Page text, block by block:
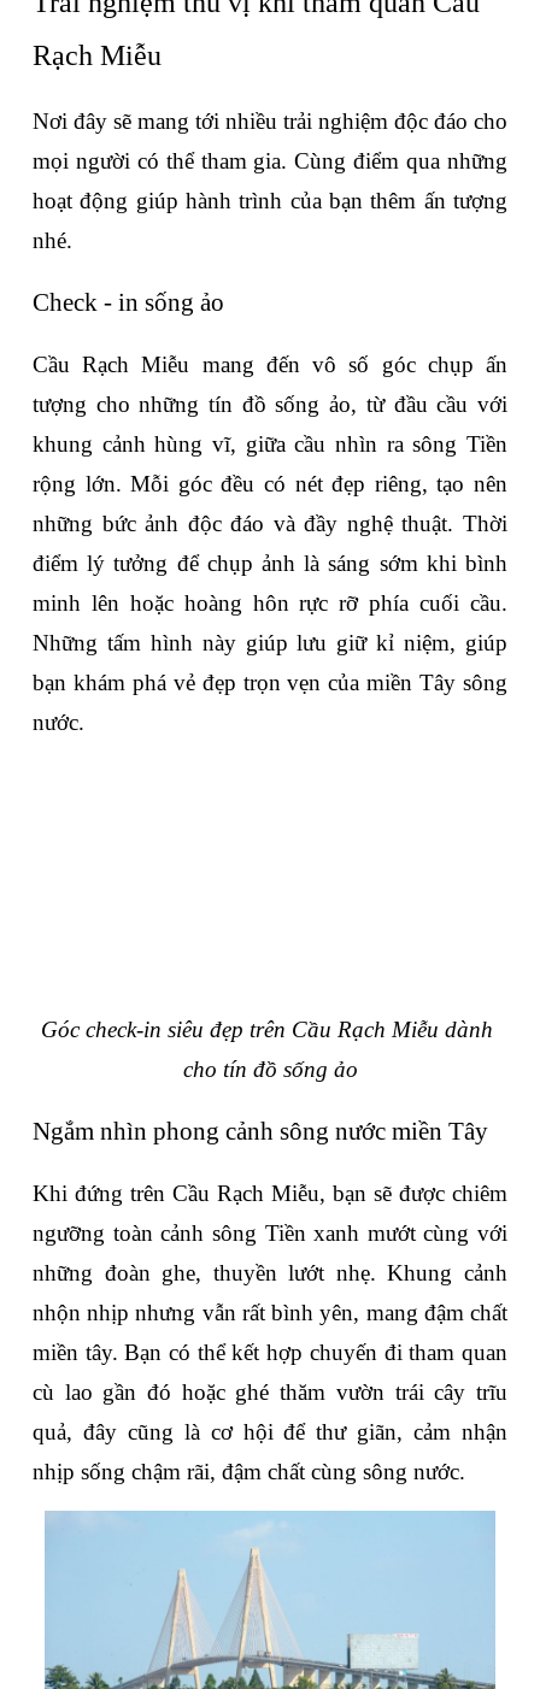
Rạch Miễu
Nơi đây sẽ mang tới nhiều trải nghiệm độc đáo cho
mọi người có thể tham gia. Cùng điểm qua những
hoạt động giúp hành trình của bạn thêm ấn tượng
nhé.
Check - in sống ảo
Cầu Rạch Miễu mang đến vô số góc chụp ấn
tượng cho những tín đồ sống ảo, từ đầu cầu với
khung cảnh hùng vĩ, giữa cầu nhìn ra sông Tiền
rộng lớn. Mỗi góc đều có nét đẹp riêng, tạo nên
những bức ảnh độc đáo và đầy nghệ thuật. Thời
điểm lý tưởng để chụp ảnh là sáng sớm khi bình
minh lên hoặc hoàng hôn rực rỡ phía cuối cầu.
Những tấm hình này giúp lưu giữ kỉ niệm, giúp
bạn khám phá vẻ đẹp trọn vẹn của miền Tây sông
nước.
Góc check-in siêu đẹp trên Cầu Rạch Miễu dành
cho tín đồ sống ảo
Ngắm nhìn phong cảnh sông nước miền Tây
Khi đứng trên Cầu Rạch Miễu, bạn sẽ được chiêm
ngưỡng toàn cảnh sông Tiền xanh mướt cùng với
những đoàn ghe, thuyền lướt nhẹ. Khung cảnh
nhộn nhịp nhưng vẫn rất bình yên, mang đậm chất
miền tây. Bạn có thể kết hợp chuyến đi tham quan
cù lao gần đó hoặc ghé thăm vườn trái cây trĩu
quả, đây cũng là cơ hội để thư giãn, cảm nhận
nhịp sống chậm rãi, đậm chất cùng sông nước.